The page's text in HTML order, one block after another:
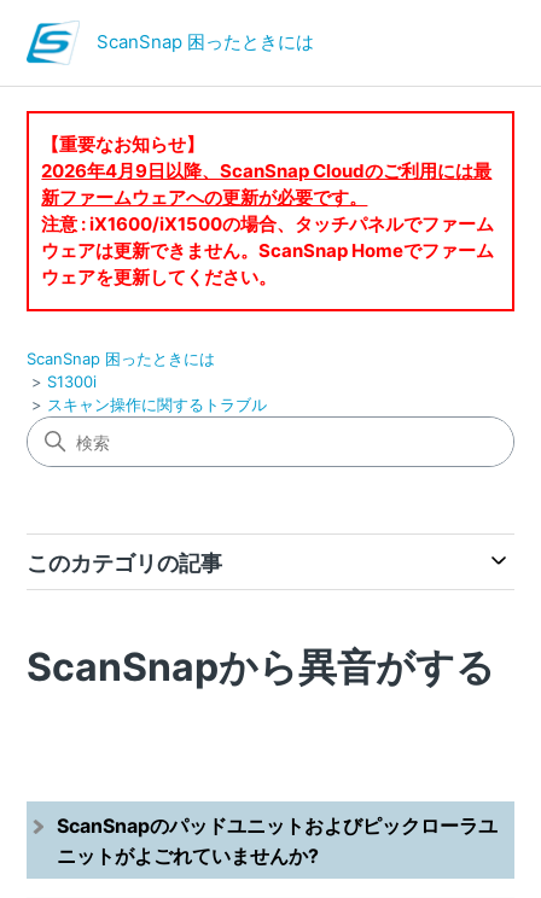
ScanSnap 困ったときには
【重要なお知らせ】
2026年4月9日以降、ScanSnap Cloudのご利用には最
新ファームウェアへの更新が必要です。
注意 : iX1600/iX1500の場合、タッチパネルでファーム
ウェアは更新できません。ScanSnap Homeでファーム
ウェアを更新してください。
ScanSnap 困ったときには
S1300i
スキャン操作に関するトラブル
このカテゴリの記事
ScanSnapから異音がする
ScanSnapのパッドユニットおよびピックローラユ
ニットがよごれていませんか?